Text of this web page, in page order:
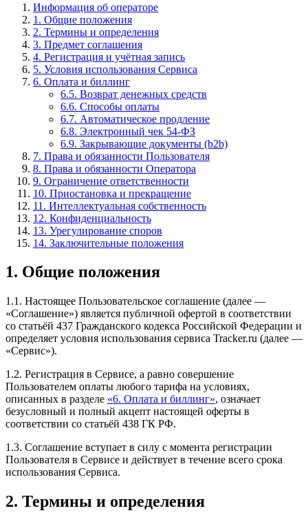
Информация об операторе
1. Общие положения
2. Термины и определения
3. Предмет соглашения
4. Регистрация и учётная запись
5. Условия использования Сервиса
6. Оплата и биллинг
6.5. Возврат денежных средств
6.6. Способы оплаты
6.7. Автоматическое продление
6.8. Электронный чек 54-ФЗ
6.9. Закрывающие документы (b2b)
7. Права и обязанности Пользователя
8. Права и обязанности Оператора
9. Ограничение ответственности
10. Приостановка и прекращение
11. Интеллектуальная собственность
12. Конфиденциальность
13. Урегулирование споров
14. Заключительные положения
1. Общие положения
1.1. Настоящее Пользовательское соглашение (далее —
«Соглашение») является публичной офертой в соответствии
со статьёй 437 Гражданского кодекса Российской Федерации и
определяет условия использования сервиса Tracker.ru (далее —
«Сервис»).
1.2. Регистрация в Сервисе, а равно совершение
Пользователем оплаты любого тарифа на условиях,
описанных в разделе «6. Оплата и биллинг», означает
безусловный и полный акцепт настоящей оферты в
соответствии со статьёй 438 ГК РФ.
1.3. Соглашение вступает в силу с момента регистрации
Пользователя в Сервисе и действует в течение всего срока
использования Сервиса.
2. Термины и определения